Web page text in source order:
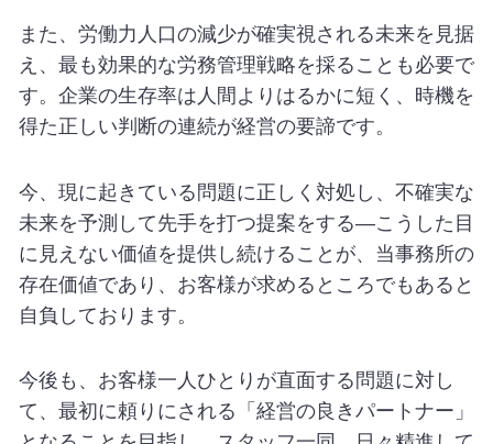
また、労働力人口の減少が確実視される未来を見据
え、最も効果的な労務管理戦略を採ることも必要で
す。企業の生存率は人間よりはるかに短く、時機を
得た正しい判断の連続が経営の要諦です。
今、現に起きている問題に正しく対処し、不確実な
未来を予測して先手を打つ提案をする―こうした目
に見えない価値を提供し続けることが、当事務所の
存在価値であり、お客様が求めるところでもあると
自負しております。
今後も、お客様一人ひとりが直面する問題に対し
て、最初に頼りにされる「経営の良きパートナー」